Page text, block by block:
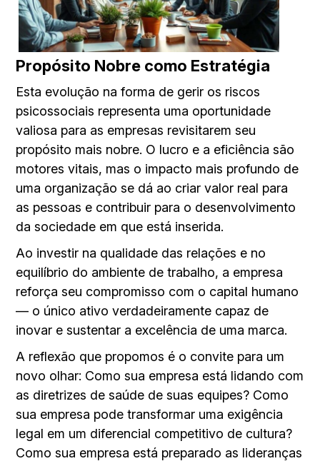
Propósito Nobre como Estratégia
Esta evolução na forma de gerir os riscos
psicossociais representa uma oportunidade
valiosa para as empresas revisitarem seu
propósito mais nobre. O lucro e a eficiência são
motores vitais, mas o impacto mais profundo de
uma organização se dá ao criar valor real para
as pessoas e contribuir para o desenvolvimento
da sociedade em que está inserida.
Ao investir na qualidade das relações e no
equilíbrio do ambiente de trabalho, a empresa
reforça seu compromisso com o capital humano
— o único ativo verdadeiramente capaz de
inovar e sustentar a excelência de uma marca.
A reflexão que propomos é o convite para um
novo olhar: Como sua empresa está lidando com
as diretrizes de saúde de suas equipes? Como
sua empresa pode transformar uma exigência
legal em um diferencial competitivo de cultura?
Como sua empresa está preparado as lideranças